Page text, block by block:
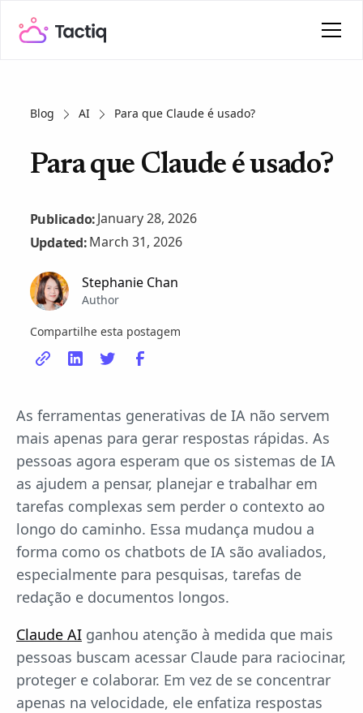
Blog AI Para que Claude é usado?
Para que Claude é usado?
Publicado:January 28, 2026
Updated:March 31, 2026
Stephanie Chan
Author
Compartilhe esta postagem
As ferramentas generativas de IA não servem
mais apenas para gerar respostas rápidas. As
pessoas agora esperam que os sistemas de IA
as ajudem a pensar, planejar e trabalhar em
tarefas complexas sem perder o contexto ao
longo do caminho. Essa mudança mudou a
forma como os chatbots de IA são avaliados,
especialmente para pesquisas, tarefas de
redação e documentos longos.
Claude AI ganhou atenção à medida que mais
pessoas buscam acessar Claude para raciocinar,
proteger e colaborar. Em vez de se concentrar
apenas na velocidade, ele enfatiza respostas